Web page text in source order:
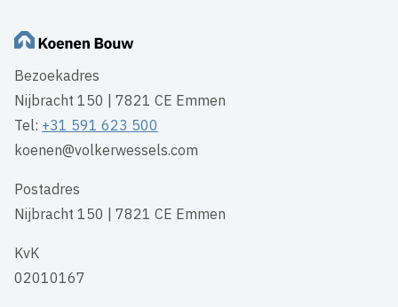
Bezoekadres
Nijbracht 150 | 7821 CE Emmen
Tel: +31 591 623 500
koenen@volkerwessels.com
Postadres
Nijbracht 150 | 7821 CE Emmen
KvK
02010167